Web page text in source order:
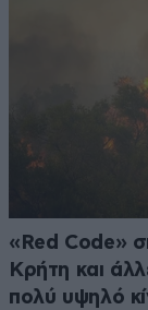
«Red Code»
Κρήτη και
πολύ υψηλό